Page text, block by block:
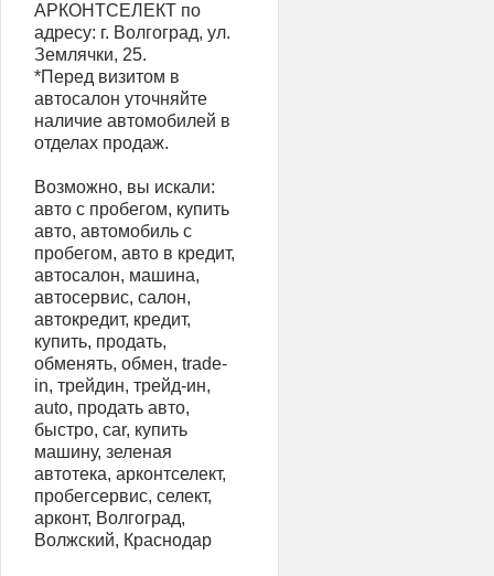
АРКОНТСЕЛЕКТ по
адресу: г. Волгоград, ул.
Землячки, 25.
*Перед визитом в
автосалон уточняйте
наличие автомобилей в
отделах продаж.
Возможно, вы искали:
авто с пробегом, купить
авто, автомобиль с
пробегом, авто в кредит,
автосалон, машина,
автосервис, салон,
автокредит, кредит,
купить, продать,
обменять, обмен, trаdе-
in, трейдин, трейд-ин,
аutо, продать авто,
быстро, саr, купить
машину, зеленая
автотека, арконтселект,
пробегсервис, селект,
арконт, Волгоград,
Волжский, Краснодар